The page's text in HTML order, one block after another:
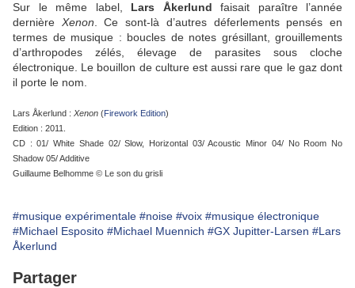
Sur le même label, Lars Åkerlund faisait paraître l’année
dernière Xenon . Ce sont-là d’autres déferlements pensés en
termes de musique : boucles de notes grésillant, grouillements
d’arthropodes zélés, élevage de parasites sous cloche
électronique. Le bouillon de culture est aussi rare que le gaz dont
il porte le nom.
Lars Åkerlund : Xenon (Firework Edition)
Edition : 2011.
CD : 01/ White Shade 02/ Slow, Horizontal 03/ Acoustic Minor 04/ No Room No
Shadow 05/ Additive
Guillaume Belhomme © Le son du grisli
#musique expérimentale #noise #voix #musique électronique
#Michael Esposito #Michael Muennich #GX Jupitter-Larsen #Lars
Åkerlund
Partager